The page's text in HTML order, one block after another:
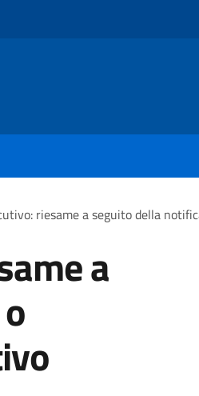
riesame a seguito della
a